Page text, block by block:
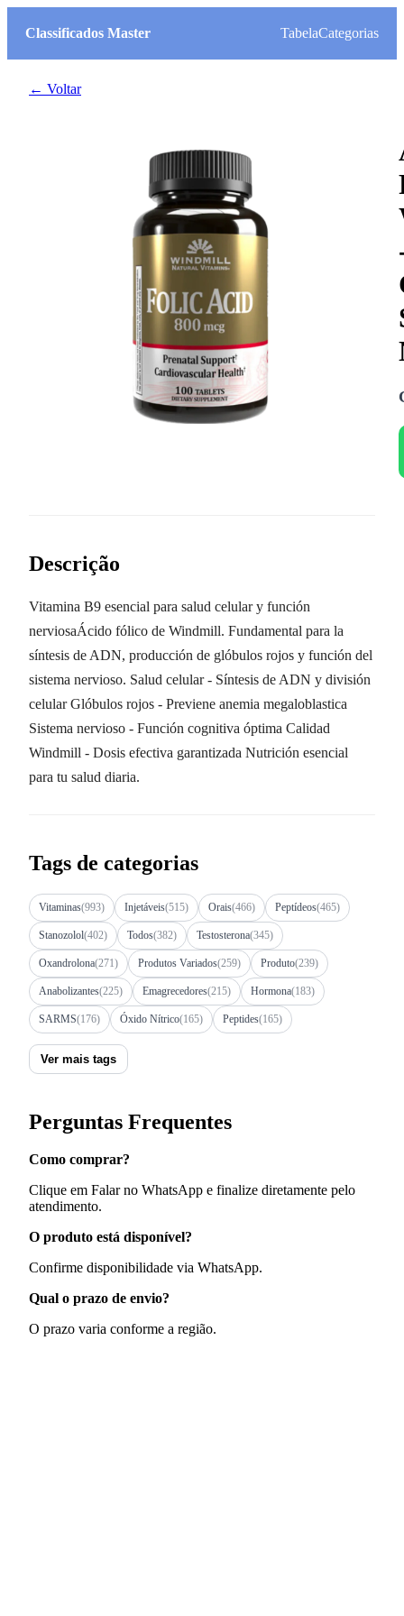
Classificados Master TabelaCategorias
← Voltar
Descrição
Vitamina B9 esencial para salud celular y función
nerviosaÁcido fólico de Windmill. Fundamental para la
síntesis de ADN, producción de glóbulos rojos y función del
sistema nervioso. Salud celular - Síntesis de ADN y división
celular Glóbulos rojos - Previene anemia megaloblastica
Sistema nervioso - Función cognitiva óptima Calidad
Windmill - Dosis efectiva garantizada Nutrición esencial
para tu salud diaria.
Tags de categorias
Vitaminas(993) Injetáveis(515) Orais(466) Peptídeos(465)
Stanozolol(402) Todos(382) Testosterona(345)
Oxandrolona(271) Produtos Variados(259) Produto(239)
Anabolizantes(225) Emagrecedores(215) Hormona(183)
SARMS(176) Óxido Nítrico(165) Peptides(165)
Ver mais tags
Perguntas Frequentes
Como comprar?
Clique em Falar no WhatsApp e finalize diretamente pelo
atendimento.
O produto está disponível?
Confirme disponibilidade via WhatsApp.
Qual o prazo de envio?
O prazo varia conforme a região.